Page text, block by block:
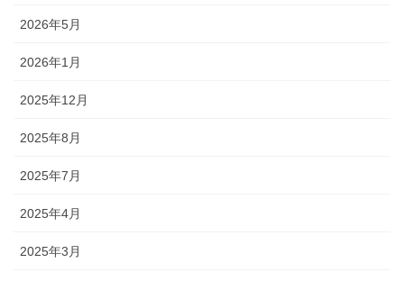
2026年5月
2026年1月
2025年12月
2025年8月
2025年7月
2025年4月
2025年3月